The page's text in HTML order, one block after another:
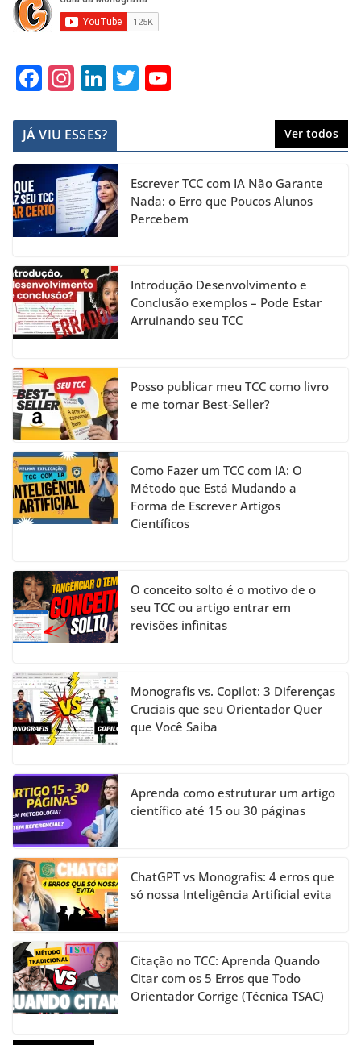
F
c
e
b
o
o
k
In
a
gr
a
m
Li
k
e
dI
n
T
er T
u
b
e
h
a
n
el
JÁ VIU ESSES? Ver todos
Escrever TCC com IA Não Garante
Nada: o Erro que Poucos Alunos
Percebem
Introdução Desenvolvimento e
Conclusão exemplos – Pode Estar
Arruinando seu TCC
Posso publicar meu TCC como livro
e me tornar Best-Seller?
Como Fazer um TCC com IA: O
Método que Está Mudando a
Forma de Escrever Artigos
Científicos
O conceito solto é o motivo de o
seu TCC ou artigo entrar em
revisões infinitas
Monografis vs. Copilot: 3 Diferenças
Cruciais que seu Orientador Quer
que Você Saiba
Aprenda como estruturar um artigo
científico até 15 ou 30 páginas
ChatGPT vs Monografis: 4 erros que
só nossa Inteligência Artificial evita
Citação no TCC: Aprenda Quando
Citar com os 5 Erros que Todo
Orientador Corrige (Técnica TSAC)